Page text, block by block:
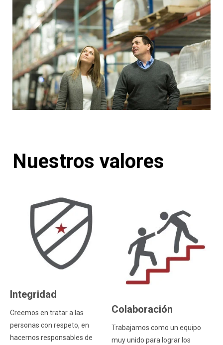
Nuestros valores
Integridad
Creemos en tratar a las
personas con respeto, en
hacernos responsables de
Colaboración
Trabajamos como un equipo
muy unido para lograr los